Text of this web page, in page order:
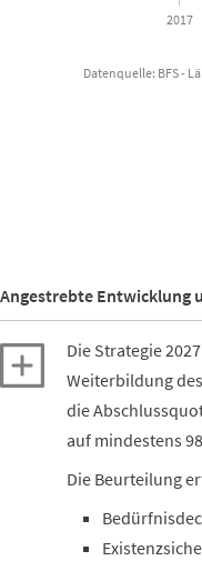
2017
Datenquelle: BFS -
Angestrebte Entwicklung
Die Strategie
Weiterbildung
die
auf mindestens
Die Beurteilung